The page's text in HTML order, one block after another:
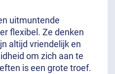
uitmuntende
flexibel. Ze denken
altijd vriendelijk en
om zich aan te
is een grote troef.